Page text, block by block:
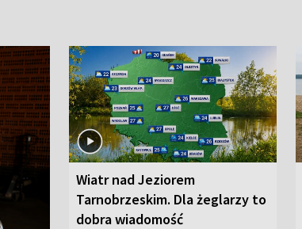
Wiatr nad Jeziorem
Tarnobrzeskim. Dla żeglarzy to
dobra wiadomość